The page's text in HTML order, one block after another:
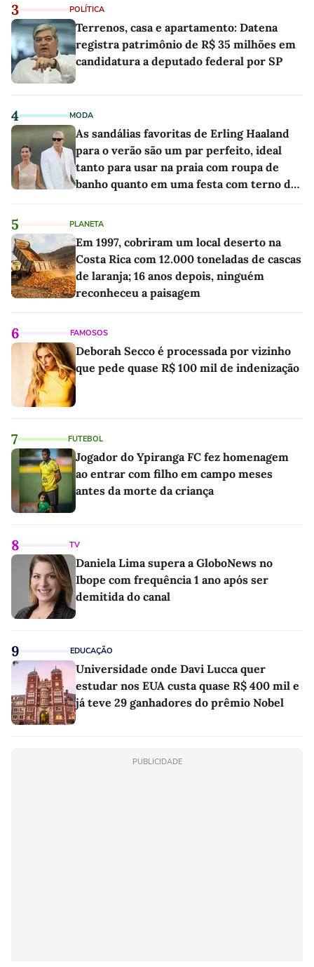
3 POLÍTICA
Terrenos, casa e apartamento: Datena
registra patrimônio de R$ 35 milhões em
candidatura a deputado federal por SP
4 MODA
As sandálias favoritas de Erling Haaland
para o verão são um par perfeito, ideal
tanto para usar na praia com roupa de
banho quanto em uma festa com terno de
5 PLANETA
Em 1997, cobriram um local deserto na
Costa Rica com 12.000 toneladas de cascas
de laranja; 16 anos depois, ninguém
reconheceu a paisagem
6 FAMOSOS
Deborah Secco é processada por vizinho
que pede quase R$ 100 mil de indenização
7 FUTEBOL
Jogador do Ypiranga FC fez homenagem
ao entrar com filho em campo meses
antes da morte da criança
8 TV
Daniela Lima supera a GloboNews no
Ibope com frequência 1 ano após ser
demitida do canal
9 EDUCAÇÃO
Universidade onde Davi Lucca quer
estudar nos EUA custa quase R$ 400 mil e
já teve 29 ganhadores do prêmio Nobel
PUBLICIDADE